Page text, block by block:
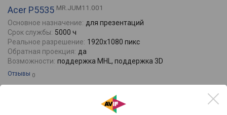
Acer P5535 MR.JUM11.001
Основное назначение: для презентаций
Срок службы: 5000 ч
Реальное разрешение: 1920x1080 пикс
Обратная проекция: да
Возможности: поддержка MHL, поддержка 3D
Отзывы 0